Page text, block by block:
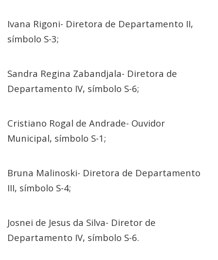
Ivana Rigoni- Diretora de Departamento II,
símbolo S-3;
Sandra Regina Zabandjala- Diretora de
Departamento IV, símbolo S-6;
Cristiano Rogal de Andrade- Ouvidor
Municipal, símbolo S-1;
Bruna Malinoski- Diretora de Departamento
III, símbolo S-4;
Josnei de Jesus da Silva- Diretor de
Departamento IV, símbolo S-6.